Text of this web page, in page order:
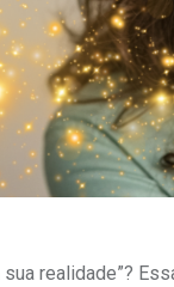
realidade”?